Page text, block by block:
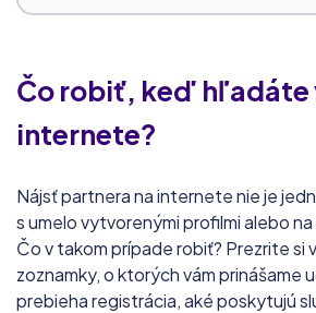
Čo robiť, keď hľadáte
internete?
Nájsť partnera na internete nie je
s umelo vytvorenými profilmi alebo
Čo v takom prípade robiť? Prezrite si
zoznamky, o ktorých vám
prebieha registrácia, aké poskytujú